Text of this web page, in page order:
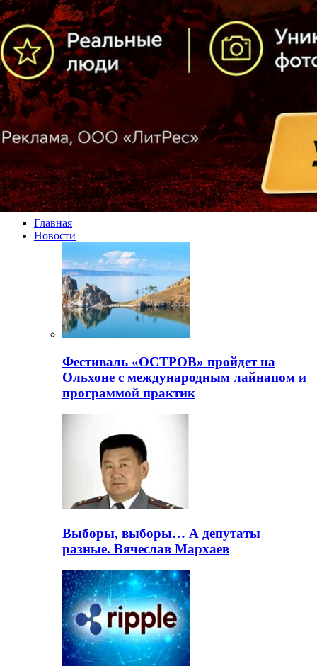
Главная
Новости
Фестиваль «ОСТРОВ» пройдет на
Ольхоне с международным лайнапом и
программой практик
Выборы, выборы… А депутаты
разные. Вячеслав Мархаев